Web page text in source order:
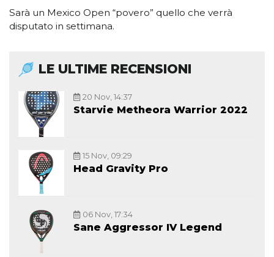
Sarà un Mexico Open “povero” quello che verrà
disputato in settimana.
LE ULTIME RECENSIONI
20 Nov, 14:37
Starvie Metheora Warrior 2022
15 Nov, 09:29
Head Gravity Pro
06 Nov, 17:34
Sane Aggressor IV Legend